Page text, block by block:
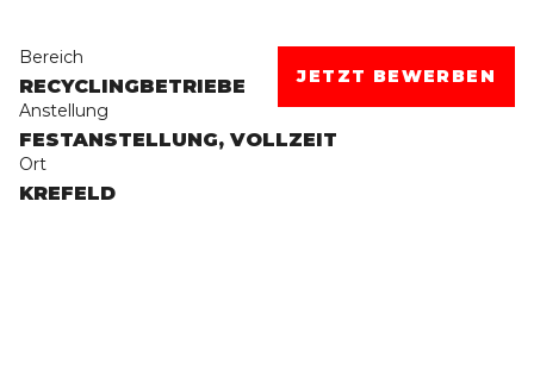
Bereich
RECYCLINGBETRIEBE
Anstellung
FESTANSTELLUNG, VOLLZEIT
Ort
KREFELD
JETZT BEWERBEN